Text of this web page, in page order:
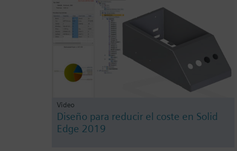
Video
Diseño para reducir el coste en Solid
Edge 2019